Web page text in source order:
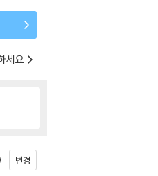
세요
변경